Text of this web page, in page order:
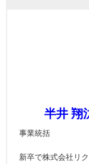
半井 翔
事業統括
新卒で株式会社リ